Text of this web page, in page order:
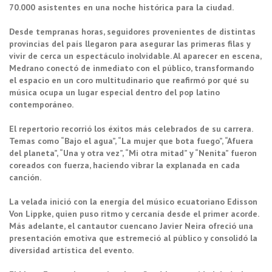
70.000 asistentes en una noche histórica para la ciudad.
Desde tempranas horas, seguidores provenientes de distintas
provincias del país llegaron para asegurar las primeras filas y
vivir de cerca un espectáculo inolvidable. Al aparecer en escena,
Medrano conectó de inmediato con el público, transformando
el espacio en un coro multitudinario que reafirmó por qué su
música ocupa un lugar especial dentro del pop latino
contemporáneo.
El repertorio recorrió los éxitos más celebrados de su carrera.
Temas como “Bajo el agua”, “La mujer que bota fuego”, “Afuera
del planeta”, “Una y otra vez”, “Mi otra mitad” y “Nenita” fueron
coreados con fuerza, haciendo vibrar la explanada en cada
canción.
La velada inició con la energía del músico ecuatoriano Edisson
Von Lippke, quien puso ritmo y cercanía desde el primer acorde.
Más adelante, el cantautor cuencano Javier Neira ofreció una
presentación emotiva que estremeció al público y consolidó la
diversidad artística del evento.